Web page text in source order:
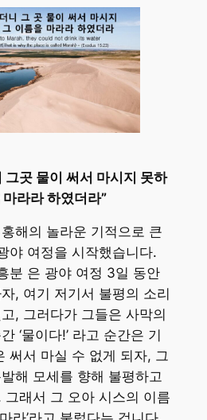
그곳 물이 써서 마시지 못하
라라 하였더라”
해의 놀라운 기적으로 큰
야 여정을 시작했습니다.
분 은 광야 여정 3일 동안
, 여기 저기서 불평의 소리
, 그러다가 그들은 사막의
‘물이다!’ 라고 순간은 기
써서 마실 수 없게 되자, 그
해 모세를 향해 불평하고
그래서 그 오아 시스의 이름